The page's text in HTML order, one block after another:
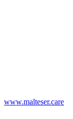
www.malteser.care